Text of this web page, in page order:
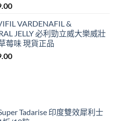
$1,329.00
Price
$619.00
through
$4,829.00
VARDENAFIL &
JELLY 必利勁立威大樂威壯
莓味 現貨正品
Price
Tadarise 印度雙效犀利士